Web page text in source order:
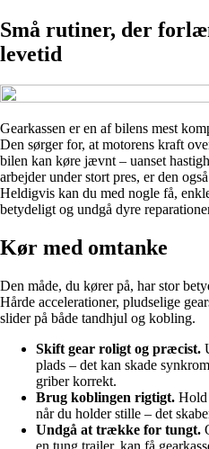
Små rutiner, der
levetid
Gearkassen er en af bilens mest
Den sørger for, at motorens kraft
bilen kan køre jævnt – uanset
arbejder under stort pres, er den
Heldigvis kan du med nogle få,
betydeligt og undgå dyre
Kør med omtanke
Den måde, du kører på, har stor
Hårde accelerationer, pludselige
slider på både tandhjul og kobling.
Skift gear roligt og præcist.
plads – det kan skade
griber korrekt.
Brug koblingen rigtigt. Hold
når du holder stille – det
Undgå at trække for tungt.
en tung trailer, kan få